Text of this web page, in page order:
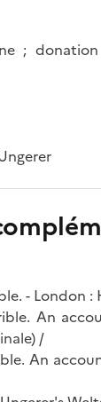
;
- London
An
/
An